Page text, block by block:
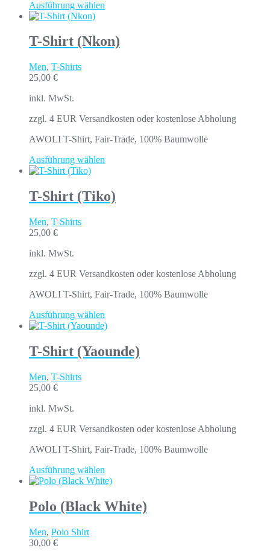
Ausführung wählen
T-Shirt (Nkon)
Men, T-Shirts
25,00 €
inkl. MwSt.
zzgl. 4 EUR Versandkosten oder kostenlose Abholung
AWOLI T-Shirt, Fair-Trade, 100% Baumwolle
Ausführung wählen
T-Shirt (Tiko)
Men, T-Shirts
25,00 €
inkl. MwSt.
zzgl. 4 EUR Versandkosten oder kostenlose Abholung
AWOLI T-Shirt, Fair-Trade, 100% Baumwolle
Ausführung wählen
T-Shirt (Yaounde)
Men, T-Shirts
25,00 €
inkl. MwSt.
zzgl. 4 EUR Versandkosten oder kostenlose Abholung
AWOLI T-Shirt, Fair-Trade, 100% Baumwolle
Ausführung wählen
Polo (Black White)
Men, Polo Shirt
30,00 €